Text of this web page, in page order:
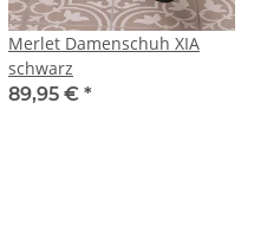
Merlet Damenschuh XIA
schwarz
89,95 € *